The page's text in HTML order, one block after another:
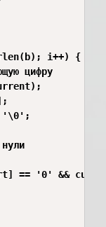
i++) {
цифру
нули
== '0' &&